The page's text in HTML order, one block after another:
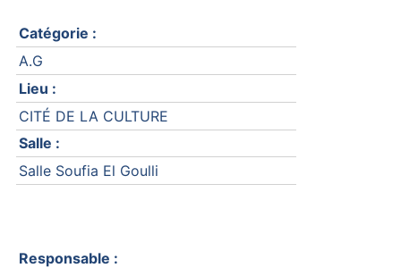
Catégorie :
A.G
Lieu :
CITÉ DE LA CULTURE
Salle :
Salle Soufia El Goulli
Responsable :